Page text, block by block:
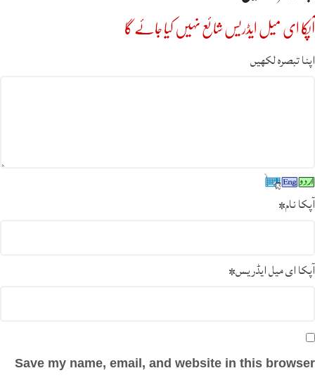
آپکا ای میل ایڈریس شائع نہیں کیا جائے گا
اپنا تبصرہ لکھیں
آپکا نام*
آپکا ای میل ایڈریس*
Save my name, email, and website in this browser